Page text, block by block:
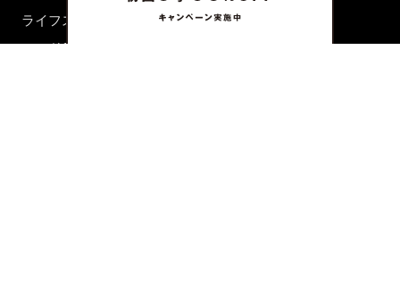
ライフスタイル
フード&ドリンク